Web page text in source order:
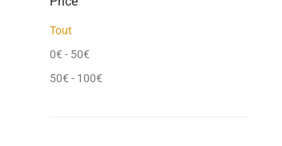
Tout
0€ - 50€
50€ - 100€